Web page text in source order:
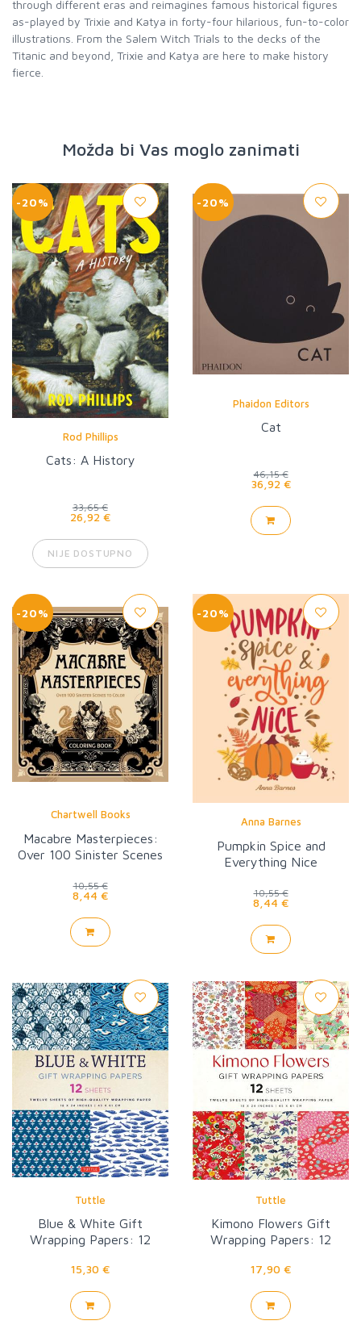
through different eras and reimagines famous historical figures
as-played by Trixie and Katya in forty-four hilarious, fun-to-color
illustrations. From the Salem Witch Trials to the decks of the
Titanic and beyond, Trixie and Katya are here to make history
fierce.
Možda bi Vas moglo zanimati
-20%
Rod Phillips
Cats: A History
33,65 €
26,92 €
NIJE DOSTUPNO
-20%
Phaidon Editors
Cat
46,15 €
36,92 €
-20%
Chartwell Books
Macabre Masterpieces:
Over 100 Sinister Scenes
10,55 €
8,44 €
-20%
Anna Barnes
Pumpkin Spice and
Everything Nice
10,55 €
8,44 €
Tuttle
Blue & White Gift
Wrapping Papers: 12
15,30 €
Tuttle
Kimono Flowers Gift
Wrapping Papers: 12
17,90 €